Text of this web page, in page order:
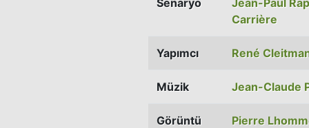
Carrière
Yapımcı René
Müzik Jean-Claude
Görüntü
Pierre